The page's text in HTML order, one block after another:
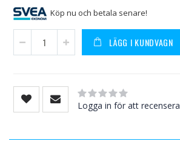
Köp nu och betala senare!
LÄGG I KUNDVAGN
Rating:
0% of100
Logga in för att recensera